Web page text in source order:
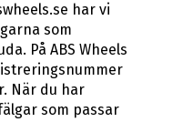
har vi
som
På ABS Wheels
När du har
som passar